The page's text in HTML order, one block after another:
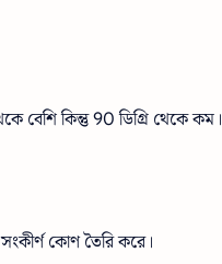
বেশি কিন্তু 90 ডিগ্রি থেকে কম।
কোণ তৈরি করে।